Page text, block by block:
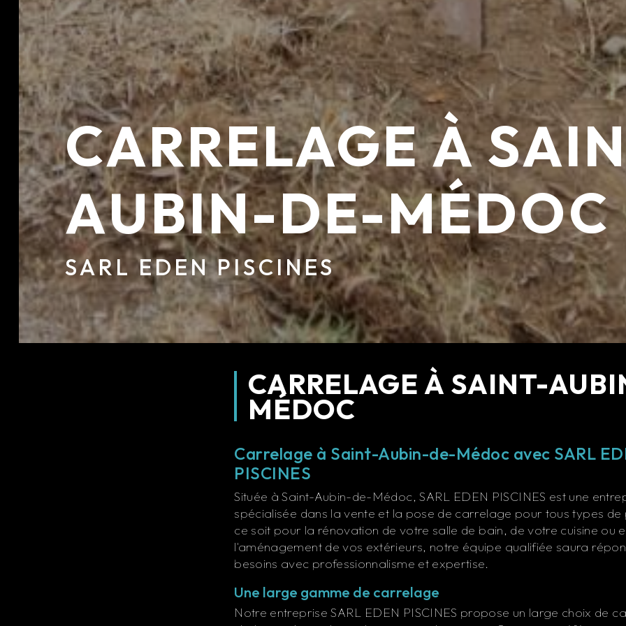
CARRELAGE À
AUBIN-DE-MÉDOC
SARL EDEN PISCINES
CARRELAGE À SAINT-
MÉDOC
Carrelage à Saint-Aubin-de-Médoc avec SARL
PISCINES
Située à Saint-Aubin-de-Médoc, SARL EDEN PISCINES est une
spécialisée dans la vente et la pose de carrelage pour tous types de
ce soit pour la rénovation de votre salle de bain, de votre cuisine ou
l'aménagement de vos extérieurs, notre équipe qualifiée saura
besoins avec professionnalisme et expertise.
Une large gamme de carrelage
Notre entreprise SARL EDEN PISCINES propose un large choix de